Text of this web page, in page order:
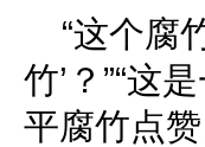
“这个腐
竹’？”“这
平腐竹点